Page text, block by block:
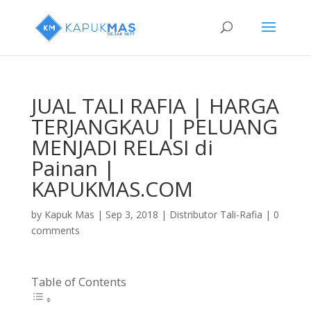
JUAL TALI RAFIA | HARGA
TERJANGKAU | PELUANG
MENJADI RELASI di
Painan |
KAPUKMAS.COM
by Kapuk Mas | Sep 3, 2018 | Distributor Tali-Rafia | 0
comments
Table of Contents